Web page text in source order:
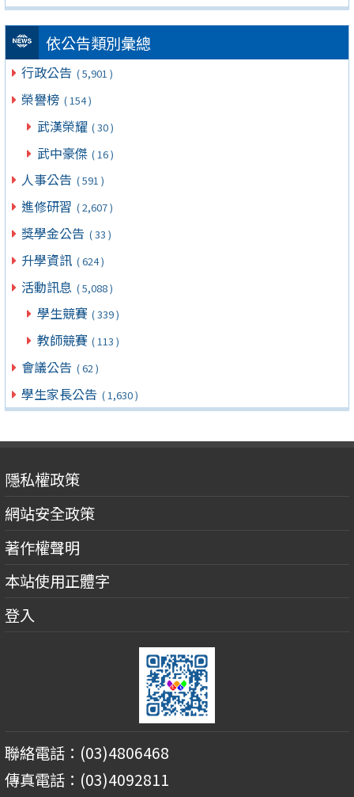
依公告類別彙總
行政公告 ( 5,901 )
榮譽榜 ( 154 )
武漢榮耀 ( 30 )
武中豪傑 ( 16 )
人事公告 ( 591 )
進修研習 ( 2,607 )
獎學金公告 ( 33 )
升學資訊 ( 624 )
活動訊息 ( 5,088 )
學生競賽 ( 339 )
教師競賽 ( 113 )
會議公告 ( 62 )
學生家長公告 ( 1,630 )
隱私權政策
網站安全政策
著作權聲明
本站使用正體字
登入
聯絡電話：(03)4806468
傳真電話：(03)4092811